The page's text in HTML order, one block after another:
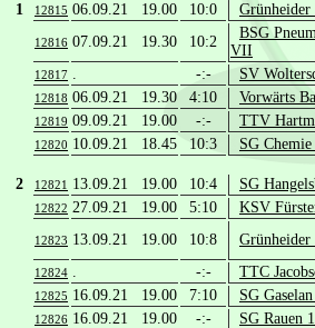
1 12815 06.09.21 19.00 10:0
12816 07.09.21 19.30 10:2
BSG
VII
12817 . -:- SV
12818 06.09.21 19.30 4:10 Vorwärts
12819 09.09.21 19.00 -:- TTV
12820 10.09.21 18.45 10:3 SG
2 12821 13.09.21 19.00 10:4 SG
12822 27.09.21 19.00 5:10 KSV
12823 13.09.21 19.00 10:8
12824 . -:- TTC
12825 16.09.21 19.00 7:10 SG
12826 16.09.21 19.00 -:- SG Rauen